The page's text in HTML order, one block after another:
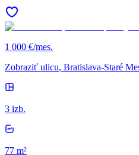
1 000 €/mes.
Zobraziť ulicu, Bratislava-Staré
3 izb.
77 m²